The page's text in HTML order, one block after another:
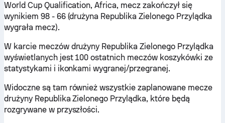
World Cup Qualification, Africa, mecz zakończył się
wynikiem 98 - 66 (drużyna Republika Zielonego Przylądka
wygrała mecz).
W karcie meczów drużyny Republika Zielonego Przylądka
wyświetlanych jest 100 ostatnich meczów koszykówki ze
statystykami i ikonkami wygranej/przegranej.
Widoczne są tam również wszystkie zaplanowane mecze
drużyny Republika Zielonego Przylądka, które będą
rozgrywane w przyszłości.